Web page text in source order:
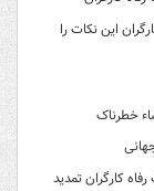
این نکات را
و پرداخت تسهیلات در طرح افق ۲ بانک رفاه کارگران تمدید